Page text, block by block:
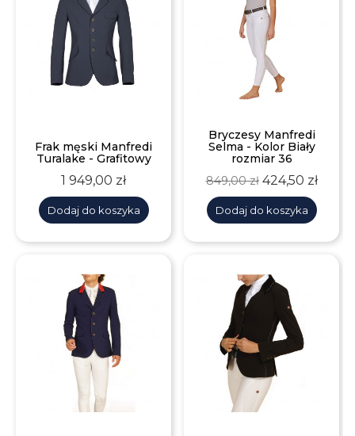
Frak męski Manfredi
Turalake - Grafitowy
Cena
1 949,00 zł
Dodaj do koszyka
Bryczesy Manfredi
Selma - Kolor Biały
rozmiar 36
Cena
podstawowa
849,00 zł Cena
424,50 zł
Dodaj do koszyka